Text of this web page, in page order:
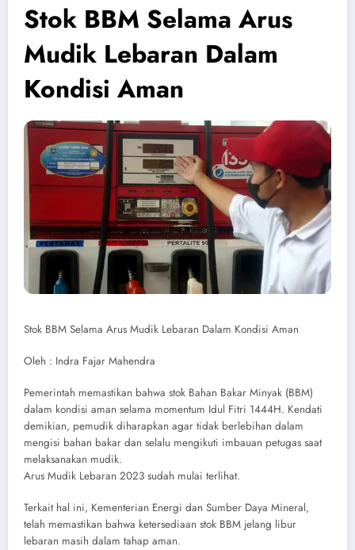
Stok BBM Selama Arus
Mudik Lebaran Dalam
Kondisi Aman
Stok BBM Selama Arus Mudik Lebaran Dalam Kondisi Aman
Oleh : Indra Fajar Mahendra
Pemerintah memastikan bahwa stok Bahan Bakar Minyak (BBM)
dalam kondisi aman selama momentum Idul Fitri 1444H. Kendati
demikian, pemudik diharapkan agar tidak berlebihan dalam
mengisi bahan bakar dan selalu mengikuti imbauan petugas saat
melaksanakan mudik.
Arus Mudik Lebaran 2023 sudah mulai terlihat.
Terkait hal ini, Kementerian Energi dan Sumber Daya Mineral,
telah memastikan bahwa ketersediaan stok BBM jelang libur
lebaran masih dalam tahap aman.